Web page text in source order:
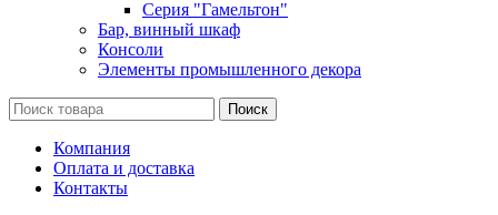
Серия "Гамельтон"
Бар, винный шкаф
Консоли
Элементы промышленного декора
Поиск
Компания
Оплата и доставка
Контакты